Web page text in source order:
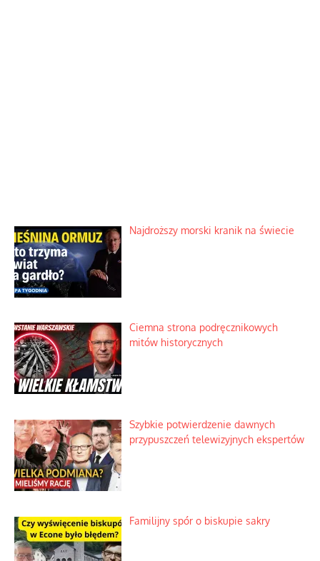
Najdroższy morski kranik na świecie
Ciemna strona podręcznikowych
mitów historycznych
Szybkie potwierdzenie dawnych
przypuszczeń telewizyjnych ekspertów
Familijny spór o biskupie sakry